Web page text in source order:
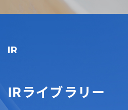
IR
IRライブラリー